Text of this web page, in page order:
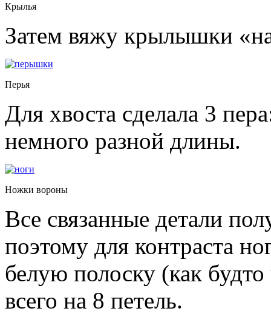
Крылья
Затем вяжу крылышки
Перья
Для хвоста сделала 3
немного разной длины.
Ножки вороны
Все связанные детали
поэтому для контраста
белую полоску (как
всего на 8 петель.